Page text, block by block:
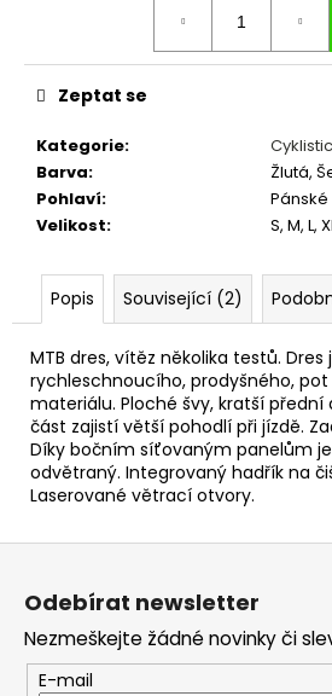
Kategorie:
Barva:
Žlutá,
Pohlaví:
Pánské
Velikost: S, M, L,
Zeptat se
Popis Související (2)
MTB dres, vítěz několika testů. Dres
rychleschnoucího, prodyšného,
materiálu. Ploché švy, kratší přední
část zajistí větší pohodlí při jízdě.
Díky bočním síťovaným panelům
odvětraný. Integrovaný hadřík na
Laserované větrací otvory.
e
m
e
HUSTILKA
SP-
006AG
VIDLICE,
TLUMIČE,
DUŠE
689
Kč
Z
Odebírat newsletter
Nezmeškejte žádné novinky či
E-mail